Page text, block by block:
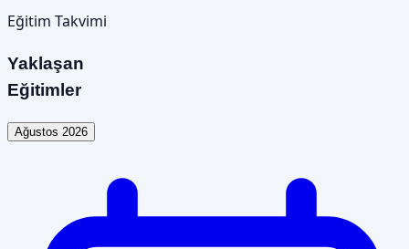
Eğitim Takvimi
Yaklaşan
Eğitimler
Ağustos 2026